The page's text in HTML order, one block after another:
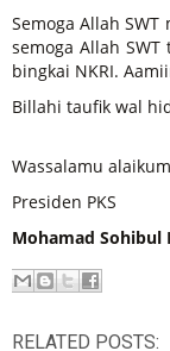
Semoga Allah
semoga Allah
bingkai NKRI.
Billahi taufik wal
Wassalamu
Presiden PKS
Mohamad Sohibul
RELATED POSTS: